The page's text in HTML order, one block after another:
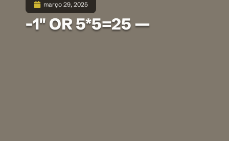
março 29, 2025
-1″ OR 5*5=25 —